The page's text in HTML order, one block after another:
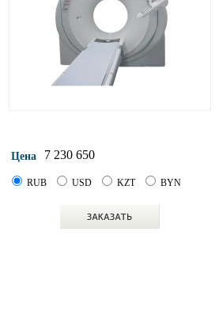
Цена 7 230 650
RUB USD KZT BYN